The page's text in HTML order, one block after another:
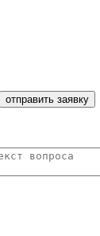
отправить заявку